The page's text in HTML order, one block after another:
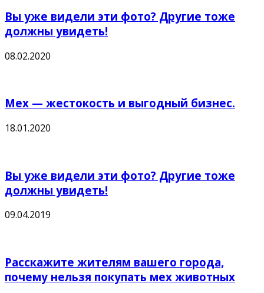
Вы уже видели эти фото? Другие тоже
должны увидеть!
08.02.2020
Мех — жестокость и выгодный бизнес.
18.01.2020
Вы уже видели эти фото? Другие тоже
должны увидеть!
09.04.2019
Расскажите жителям вашего города,
почему нельзя покупать мех животных